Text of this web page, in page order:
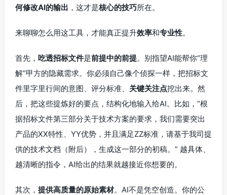
何修改AI的输出 ，这才是核心的技巧所在。
来聊聊怎么用这工具，才能真正提升效率和专业性。
首先， 吃透招标文件是前提中的前提。别指望AI能帮你“理
解”甲方的隐藏需求。你必须自己像个侦探一样，把招标文
件里字里行间的意图、评分标准、 关键关注点挖出来。然
后，把这些提炼好的要点，结构化地输入给AI。比如，“根
据招标文件第三部分关于技术方案的要求，我们需要突出
产品的XX特性、YY优势，并且满足ZZ标准，请基于我司提
供的技术文档（附后），生成这一部分的初稿。” 越具体、
越清晰的指令，AI给出的结果就越接近你想要的。
其次， 提供高质量的原始素材。AI不是凭空创造。你的公